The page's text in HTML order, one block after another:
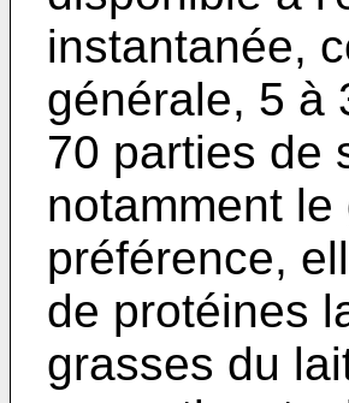
instantanée,
générale, 5 à
70 parties de
notamment
préférence,
de protéines
grasses du